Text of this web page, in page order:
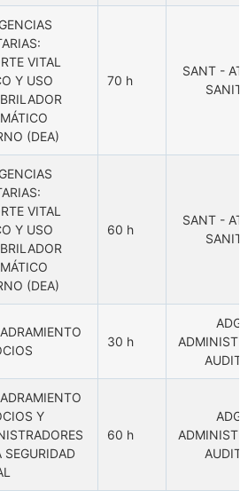
VITAL
Y USO
(DEA)
70 h
SANT -
VITAL
Y USO
(DEA)
60 h
SANT -
30 h
Y
SEGURIDAD
60 h